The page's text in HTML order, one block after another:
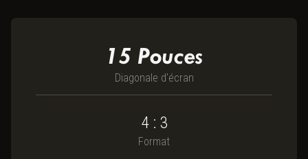
Diagonale d'écran
15 Pouces
Format
4 : 3